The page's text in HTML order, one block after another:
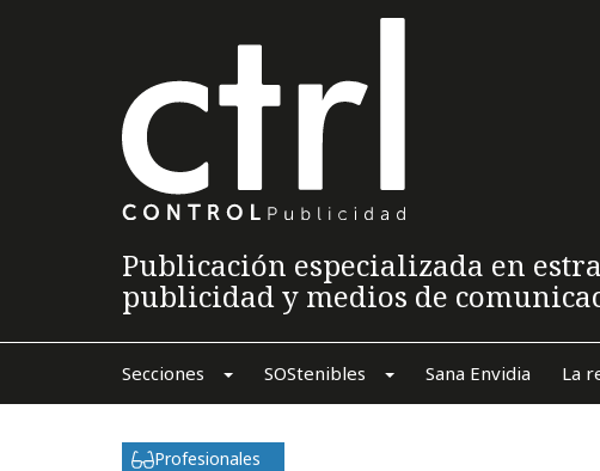
Publicación especializada en
publicidad y medios de
Secciones SOStenibles Sana Envidia La
Profesionales